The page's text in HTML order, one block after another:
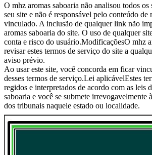
O mhz aromas saboaria não analisou todos
seu site e não é responsável pelo conteúdo de
vinculado. A inclusão de qualquer link não
aromas saboaria do site. O uso de qualquer
conta e risco do usuário.ModificaçõesO mhz
revisar estes termos de serviço do site a
aviso prévio.
Ao usar este site, você concorda em ficar
desses termos de serviço.Lei aplicávelEstes
regidos e interpretados de acordo com as leis
saboaria e você se submete irrevogavelmente
dos tribunais naquele estado ou localidade.